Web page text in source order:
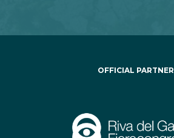
OFFICIAL PARTNER